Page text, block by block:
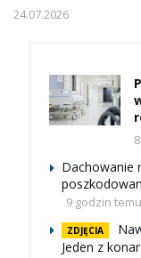
24.07.2026
Dachowanie
9 godzin temu
ZDJĘCIA
Jeden z